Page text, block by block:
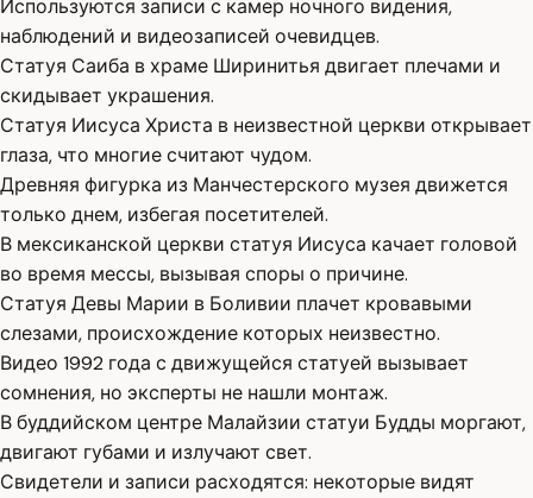
Используются записи с камер ночного видения,
наблюдений и видеозаписей очевидцев.
Статуя Саиба в храме Ширинитья двигает плечами и
скидывает украшения.
Статуя Иисуса Христа в неизвестной церкви открывает
глаза, что многие считают чудом.
Древняя фигурка из Манчестерского музея движется
только днем, избегая посетителей.
В мексиканской церкви статуя Иисуса качает головой
во время мессы, вызывая споры о причине.
Статуя Девы Марии в Боливии плачет кровавыми
слезами, происхождение которых неизвестно.
Видео 1992 года с движущейся статуей вызывает
сомнения, но эксперты не нашли монтаж.
В буддийском центре Малайзии статуи Будды моргают,
двигают губами и излучают свет.
Свидетели и записи расходятся: некоторые видят